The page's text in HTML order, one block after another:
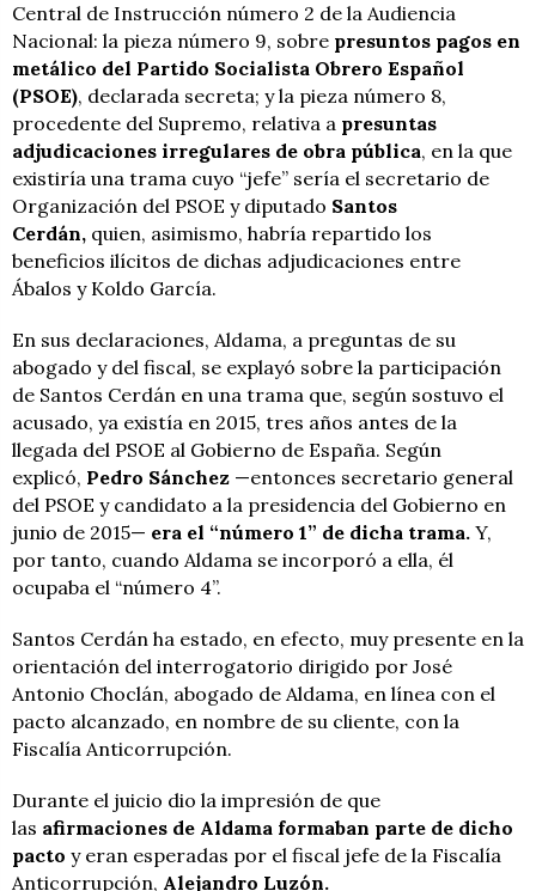
Central de Instrucción número 2 de la Audiencia
Nacional: la pieza número 9, sobre presuntos pagos en
metálico del Partido Socialista Obrero Español
(PSOE), declarada secreta; y la pieza número 8,
procedente del Supremo, relativa a presuntas
adjudicaciones irregulares de obra pública, en la que
existiría una trama cuyo “jefe” sería el secretario de
Organización del PSOE y diputado Santos
Cerdán, quien, asimismo, habría repartido los
beneficios ilícitos de dichas adjudicaciones entre
Ábalos y Koldo García.
En sus declaraciones, Aldama, a preguntas de su
abogado y del fiscal, se explayó sobre la participación
de Santos Cerdán en una trama que, según sostuvo el
acusado, ya existía en 2015, tres años antes de la
llegada del PSOE al Gobierno de España. Según
explicó, Pedro Sánchez —entonces secretario general
del PSOE y candidato a la presidencia del Gobierno en
junio de 2015— era el “número 1” de dicha trama. Y,
por tanto, cuando Aldama se incorporó a ella, él
ocupaba el “número 4”.
Santos Cerdán ha estado, en efecto, muy presente en la
orientación del interrogatorio dirigido por José
Antonio Choclán, abogado de Aldama, en línea con el
pacto alcanzado, en nombre de su cliente, con la
Fiscalía Anticorrupción.
Durante el juicio dio la impresión de que
las afirmaciones de Aldama formaban parte de dicho
pacto y eran esperadas por el fiscal jefe de la Fiscalía
Anticorrupción, Alejandro Luzón.